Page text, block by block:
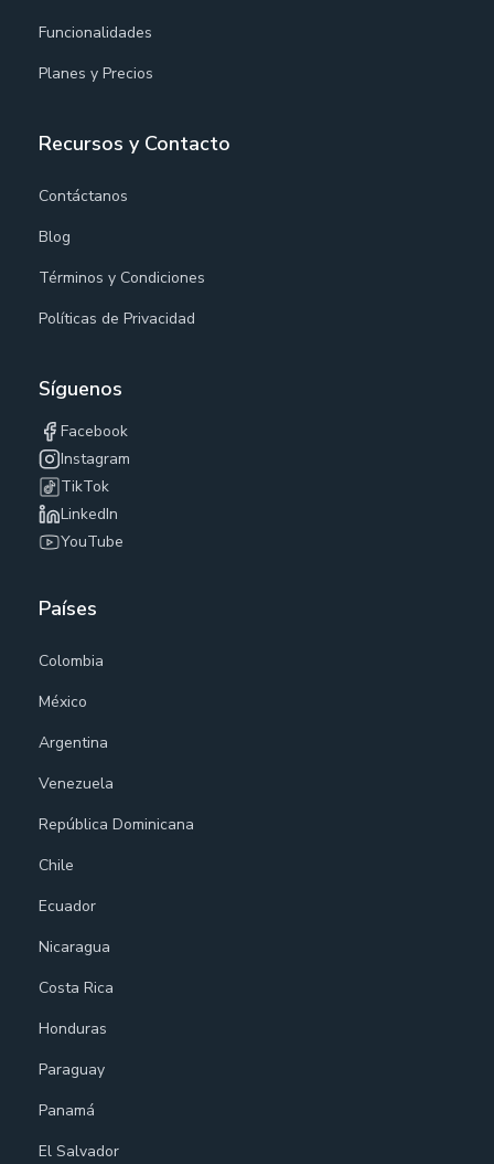
Funcionalidades
Planes y Precios
Recursos y Contacto
Contáctanos
Blog
Términos y Condiciones
Políticas de Privacidad
Síguenos
Facebook
Instagram
TikTok
LinkedIn
YouTube
Países
Colombia
México
Argentina
Venezuela
República Dominicana
Chile
Ecuador
Nicaragua
Costa Rica
Honduras
Paraguay
Panamá
El Salvador